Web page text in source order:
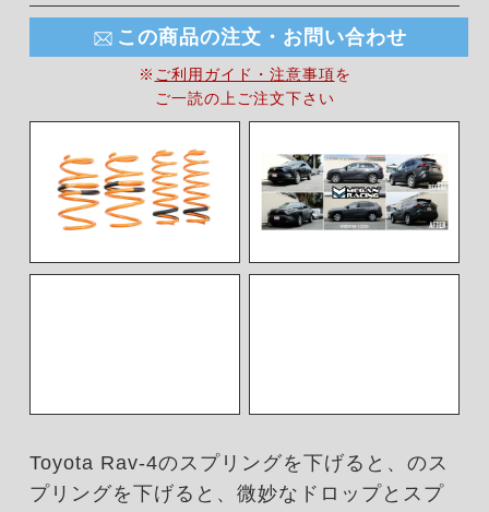
この商品の注文・お問い合わせ
※ ご利用ガイド・注意事項を
ご一読の上ご注文下さい
Toyota Rav-4のスプリングを下げると、のス
プリングを下げると、微妙なドロップとスプ